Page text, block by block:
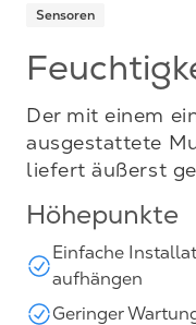
Sensoren
Der mit einem
ausgestattete
liefert äußerst
Höhepunkte
Einfache
aufhängen
Geringer